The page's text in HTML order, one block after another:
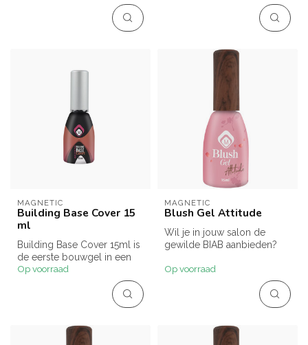
MAGNETIC
Building Base Cover 15
ml
Building Base Cover 15ml is
de eerste bouwgel in een
flesje van Magnetic, ontwor...
Op voorraad
MAGNETIC
Blush Gel Attitude
Wil je in jouw salon de
gewilde BIAB aanbieden?
idea...
Op voorraad